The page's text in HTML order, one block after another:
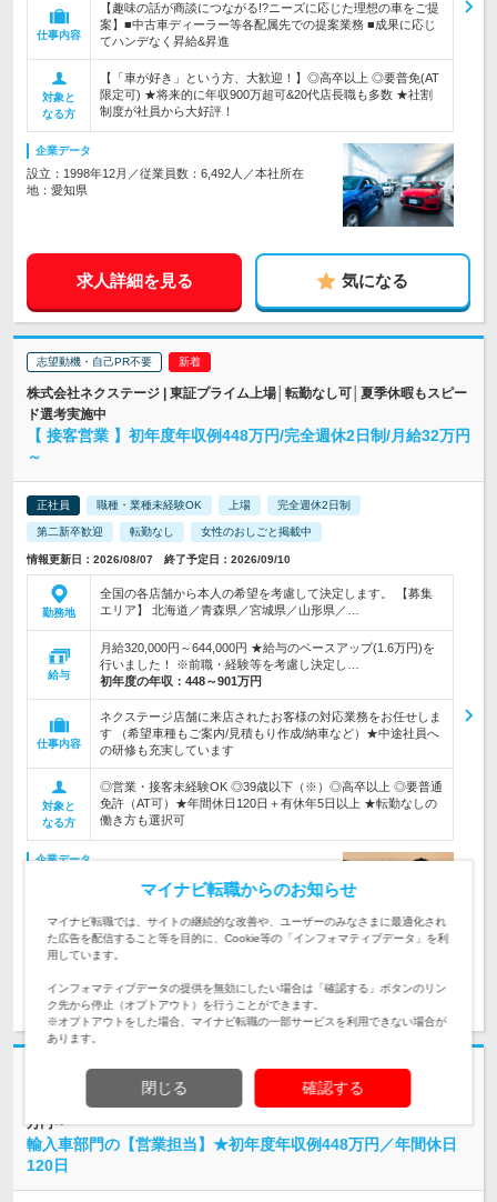
仕事内容
【趣味の話が商談につながる!?ニーズに応じた理想の車をご提
案】■中古車ディーラー等各配属先での提案業務 ■成果に応じ
てハンデなく昇給&昇進
対象と
なる方
【「車が好き」という方、大歓迎！】◎高卒以上 ◎要普免(AT
限定可) ★将来的に年収900万超可&20代店長職も多数 ★社割
制度が社員から大好評！
企業データ
設立：1998年12月／従業員数：6,492人／本社所在
地：愛知県
求人詳細を見る 気になる
志望動機・自己PR不要
株式会社ネクステージ | 東証プライム上場│転勤なし可│夏季休暇もスピー
ド選考実施中
【 接客営業 】初年度年収例448万円/完全週休2日制/月給32万円
～
正社員 職種・業種未経験OK 上場 完全週休2日制
第二新卒歓迎 転勤なし 女性のおしごと掲載中
情報更新日：2026/08/07 終了予定日：2026/09/10
勤務地
全国の各店舗から本人の希望を考慮して決定します。 【募集
エリア】 北海道／青森県／宮城県／山形県／…
給与
月給320,000円～644,000円 ★給与のベースアップ(1.6万円)を
行いました！ ※前職・経験等を考慮し決定し…
初年度の年収： 448～901万円
仕事内容
ネクステージ店舗に来店されたお客様の対応業務をお任せしま
す （希望車種もご案内/見積もり作成/納車など）★中途社員へ
の研修も充実しています
対象と
なる方
◎営業・接客未経験OK ◎39歳以下（※）◎高卒以上 ◎要普通
免許（AT可）★年間休日120日＋有休年5日以上 ★転勤なしの
働き方も選択可
企業データ
設立：1998年12月／従業員数：6,492人／本社所在
求人詳細を見る 気になる
志望動機・自己PR不要
株式会社ネクステージ | 上場企業│完全週休2日制│営業未経験OK│月給32
万円～
輸入車部門の【営業担当】★初年度年収例448万円／年間休日
120日
マイナビ転職からのお知らせ
マイナビ転職では、サイトの継続的な改善や、ユーザーのみなさまに最適化され
た広告を配信すること等を目的に、Cookie等の「インフォマティブデータ」を利
用しています。
インフォマティブデータの提供を無効にしたい場合は「確認する」ボタンのリン
ク先から停止（オプトアウト）を行うことができます。
※オプトアウトをした場合、マイナビ転職の一部サービスを利用できない場合が
あります。
閉じる 確認する